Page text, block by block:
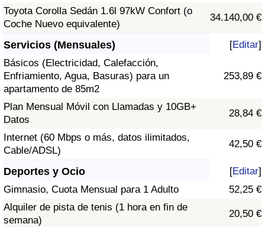
Toyota Corolla Sedán 1.6l 97kW Confort (o
Coche Nuevo equivalente)
34.140,00 €
Servicios (Mensuales) [Editar]
Básicos (Electricidad, Calefacción,
Enfriamiento, Agua, Basuras) para un
apartamento de 85m2
253,89 €
Plan Mensual Móvil con Llamadas y 10GB+
Datos
28,84 €
Internet (60 Mbps o más, datos ilimitados,
Cable/ADSL)
42,50 €
Deportes y Ocio [Editar]
Gimnasio, Cuota Mensual para 1 Adulto
52,25 €
Alquiler de pista de tenis (1 hora en fin de
semana)
20,50 €